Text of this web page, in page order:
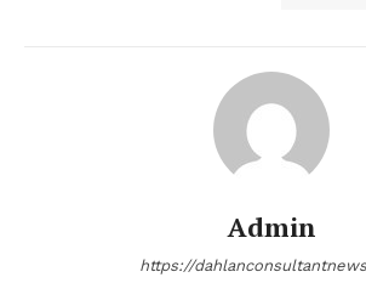
Admin
https://